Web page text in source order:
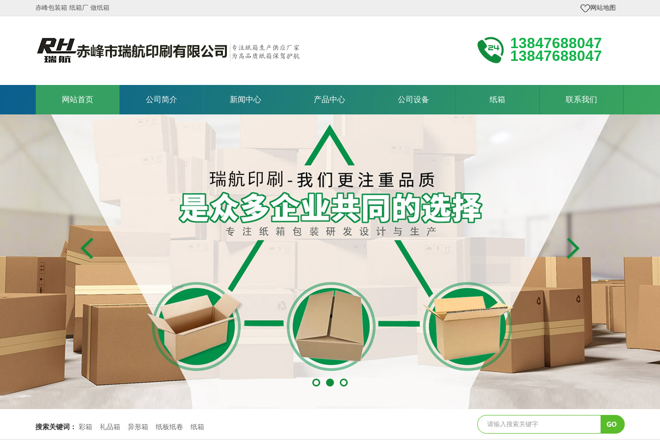
赤峰包装箱 纸箱厂 做纸箱 网站地图
13847688047
13847688047
网站首页 公司简介 新闻中心 产品中心 公司设备 纸箱 联系我们
搜索关键词： 彩箱 礼品箱 异形箱 纸板纸卷 纸箱